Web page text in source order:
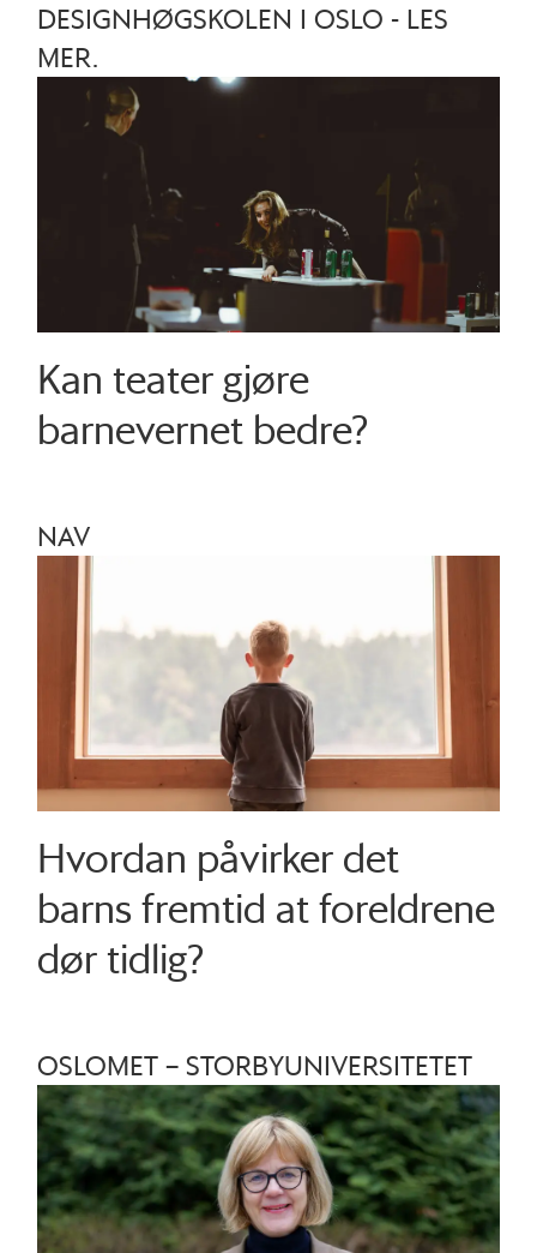
DESIGNHØGSKOLEN I OSLO - LES
MER.
Kan teater gjøre
barnevernet bedre?
NAV
Hvordan påvirker det
barns fremtid at foreldrene
dør tidlig?
OSLOMET – STORBYUNIVERSITETET